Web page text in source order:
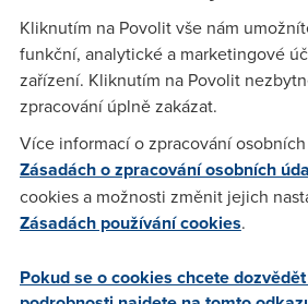
Zdravim, chtel jsem se vas zeptat jaky
(modem/router) by jste zvolili pro
2048. Jde mi o prippojeni ctyr
intranetu, hlavni je stabillita a v
konfigrovatelnost, cena do 1500,-.
Anonym(5.3.2006 14:45:00)
levný, spolehlivý, má dost funkcí...
Kliknutím na Povolit vše nám
funkční, analytické a marketingové
zařízení. Kliknutím na Povolit
zpracování úplně zakázat.
Více informací o zpracování
Zásadách o zpracování osobních
cookies a možnosti změnit jejich
Zásadách používání cookies.
Pokud se o cookies chcete